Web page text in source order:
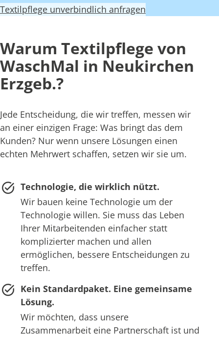
Textilpflege unverbindlich anfragen
Warum Textilpflege von
WaschMal in Neukirchen
Erzgeb.?
Jede Entscheidung, die wir treffen, messen wir
an einer einzigen Frage: Was bringt das dem
Kunden? Nur wenn unsere Lösungen einen
echten Mehrwert schaffen, setzen wir sie um.
Technologie, die wirklich nützt.
Wir bauen keine Technologie um der
Technologie willen. Sie muss das Leben
Ihrer Mitarbeitenden einfacher statt
komplizierter machen und allen
ermöglichen, bessere Entscheidungen zu
treffen.
Kein Standardpaket. Eine gemeinsame
Lösung.
Wir möchten, dass unsere
Zusammenarbeit eine Partnerschaft ist und